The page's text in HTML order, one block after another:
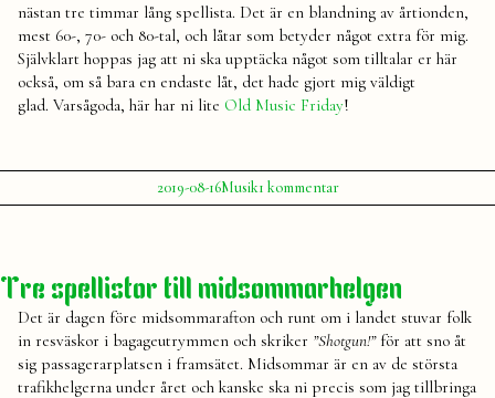
nästan tre timmar lång spellista. Det är en blandning av årtionden,
mest 60-, 70- och 80-tal, och låtar som betyder något extra för mig.
Självklart hoppas jag att ni ska upptäcka något som tilltalar er här
också, om så bara en endaste låt, det hade gjort mig väldigt
glad. Varsågoda, här har ni lite Old Music Friday!
Publicerat
av
Julia
2019-08-16Publicerat
i
MusikEtiketter:
musiktips,
1 kommentartill
Spellista:
Tre spellistor till midsommarhelgen
Det är dagen före midsommarafton och runt om i landet stuvar folk
in resväskor i bagageutrymmen och skriker ”Shotgun!”för att sno åt
sig passagerarplatsen i framsätet. Midsommar är en av de största
trafikhelgerna under året och kanske ska ni precis som jag tillbringa